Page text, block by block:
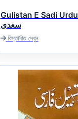
Gulistan E Sadi Urdu گلستان
سعدی
বিস্তারিত দেখুন